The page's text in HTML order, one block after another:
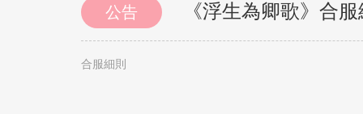
公告 《浮生為卿歌》合
合服細則